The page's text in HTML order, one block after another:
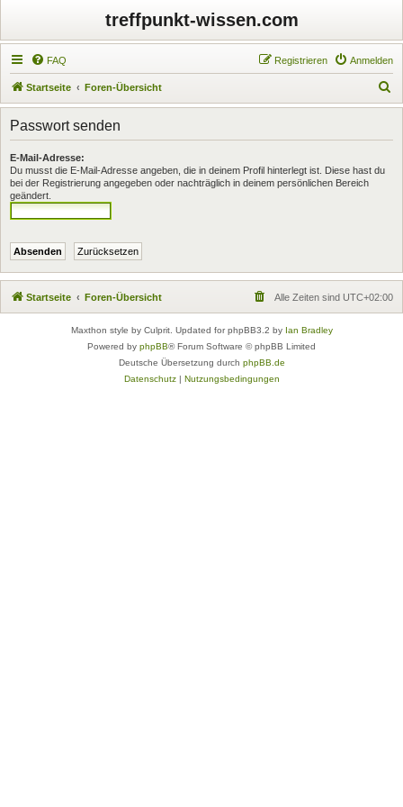
treffpunkt-wissen.com
FAQ Anmelden
Registrieren
Startseite Foren-Übersicht
u
Passwort senden
E-Mail-Adresse:
Du musst die E-Mail-Adresse angeben, die in deinem Profil hinterlegt ist. Diese hast du
bei der Registrierung angegeben oder nachträglich in deinem persönlichen Bereich
geändert.
Startseite Foren-Übersicht Alle Zeiten sind UTC+02:00
Maxthon style by Culprit. Updated for phpBB3.2 by Ian Bradley
Powered by phpBB® Forum Software © phpBB Limited
Deutsche Übersetzung durch phpBB.de
Datenschutz| Nutzungsbedingungen